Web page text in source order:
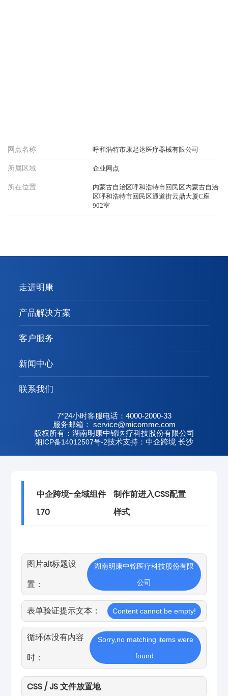
网点名称 呼和浩特市康起达医疗器械有限公司
所属区域 企业网点
所在位置
内蒙古自治区呼和浩特市回民区内蒙古自治
区呼和浩特市回民区通道街云鼎大厦C座
902室
走进明康
产品解决方案
客户服务
新闻中心
联系我们
7*24小时客服电话：4000-2000-33
服务邮箱： service@micomme.com
版权所有：湖南明康中锦医疗科技股份有限公司
湘ICP备14012507号-2技术支持：中企跨境 长沙
中企跨境-全域组件
1.70
制作前进入CSS配置
样式
图片alt标题设
置：
湖南明康中锦医疗科技股份有限
公司
表单验证提示文本： Content cannot be empty!
循环体没有内容
时：
Sorry,no matching items were
found.
CSS / JS 文件放置地